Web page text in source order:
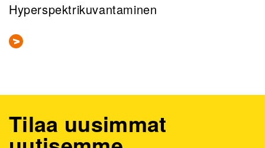
Hyperspektrikuvantaminen
Tilaa uusimmat